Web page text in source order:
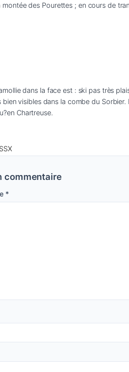
montée des Pourettes ; en cours de
dans la face est : ski pas très
bien visibles dans la combe du Sorbier.
commentaire
*